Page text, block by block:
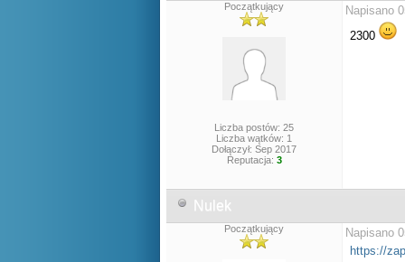
Początkujący
Liczba postów: 25
Liczba wątków: 1
Dołączył: Sep 2017
Reputacja: 3
Napisano
2300
Nulek
Początkujący
Napisano
https://